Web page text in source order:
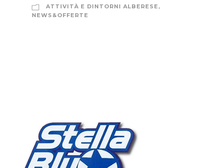
ATTIVITÀ E DINTORNI ALBERESE ,
NEWS&OFFERTE